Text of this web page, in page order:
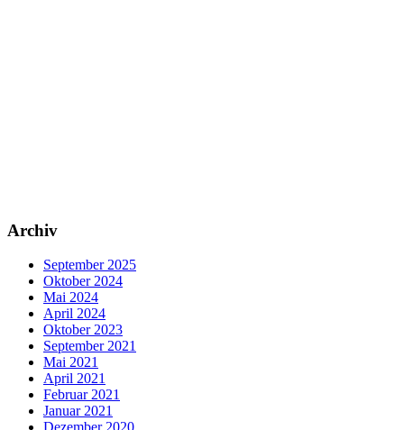
Archiv
September 2025
Oktober 2024
Mai 2024
April 2024
Oktober 2023
September 2021
Mai 2021
April 2021
Februar 2021
Januar 2021